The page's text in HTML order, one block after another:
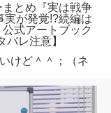
まとめ『実は戦争
実が発覚!?続編は
式アートブック
レ注意】
けど＾＾；（ネ